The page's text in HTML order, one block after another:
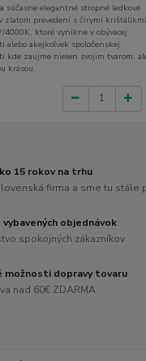
súčasne elegantné stropné ledkové
zlatom prevedení s čírymi krištálikmi
4000K, ktoré vynikne v obývacej
alebo akejkoľvek spoločenskej
kde zaujme nielen svojim tvarom,
krásou.
15 rokov na trhu
firma a sme tu stále
objednávok
spokojných zákazníkov
možnosti dopravy tovaru
nad 60€ ZDARMA